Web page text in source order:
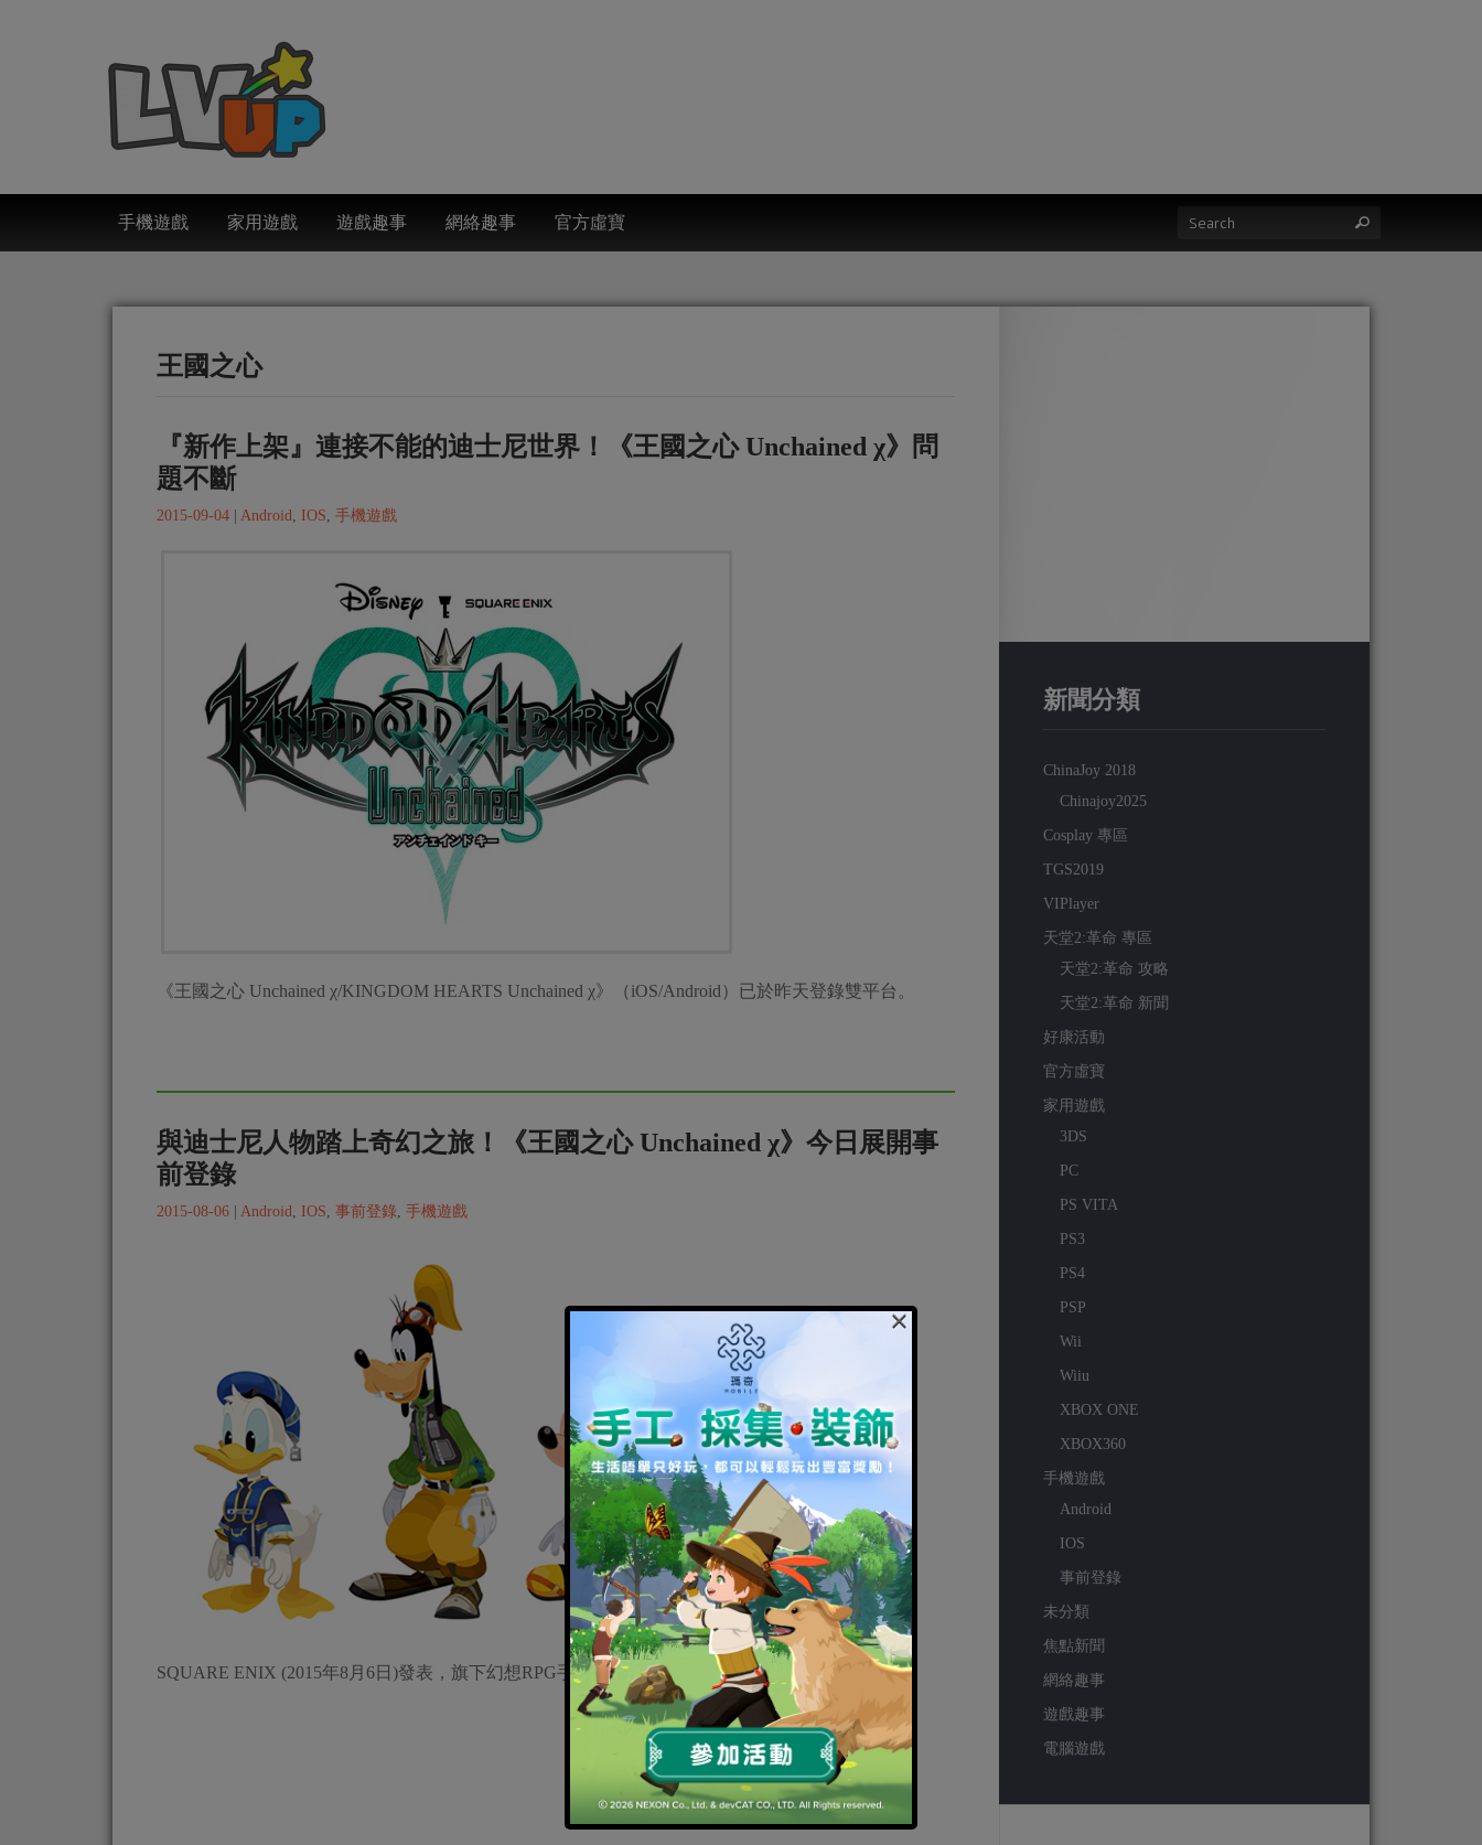
手機遊戲 家用遊戲 遊戲趣事 網絡趣事 官方虛寶
王國之心
『新作上架』連接不能的迪士尼世界！《王國之心 Unchained χ》問
題不斷
2015-09-04 Android, IOS, 手機遊戲
《王國之心 Unchained χ/KINGDOM HEARTS Unchained χ》（iOS/Android）已於昨天登錄雙平台。
與迪士尼人物踏上奇幻之旅！《王國之心 Unchained χ》今日展開事
前登錄
2015-08-06 Android IOS 事前登錄 手機遊戲
SQUARE ENIX (2015年8月6日)發表，旗下幻想RPG手機遊戲《王國之心 Unchain
新聞分類
ChinaJoy 2018
Chinajoy2025
Cosplay 專區
TGS2019
VIPlayer
天堂2:革命 專區
天堂2:革命 攻略
天堂2:革命 新聞
好康活動
官方虛寶
家用遊戲
3DS
PC
PS VITA
PS3
PS4
PSP
Wii
Wiiu
XBOX ONE
XBOX360
手機遊戲
Android
IOS
事前登錄
未分類
焦點新聞
網絡趣事
遊戲趣事
電腦遊戲
×